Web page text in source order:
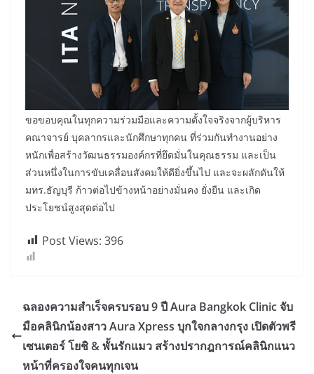
ขอขอบคุณในทุกความร่วมมือและความตั้งใจจริงจากผู้บริหาร
คณาจารย์ บุคลากรและนักศึกษาทุกคน ที่ร่วมกันทำงานอย่าง
หนักเพื่อสร้างวัฒนธรรมองค์กรที่ยึดมั่นในคุณธรรม และเป็น
ส่วนหนึ่งในการขับเคลื่อนสังคมให้ดียิ่งขึ้นไป และจะผลักดันให้
มทร.ธัญบุรี ก้าวต่อไปข้างหน้าอย่างมั่นคง ยั่งยืน และเกิด
ประโยชน์สูงสุดต่อไป
Post Views: 396
ฉลองความสำเร็จครบรอบ 9 ปี Aura Bangkok Clinic จับ
มือคลินิกน้องสาว Aura Xpress บุกใจกลางกรุง เปิดตัวพรี
เซนเตอร์ โยชิ & พั้นรักแมว สร้างปรากฎการณ์คลินิกแนว
หน้าที่ครองใจคนทุกเจน